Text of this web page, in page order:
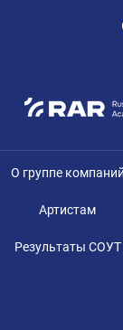
О группе компаний
Артистам
Результаты СОУТ